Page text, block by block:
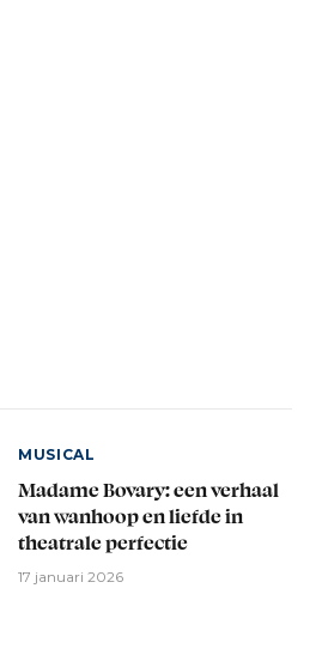
MUSICAL
Madame Bovary: een verhaal
van wanhoop en liefde in
theatrale perfectie
17 januari 2026